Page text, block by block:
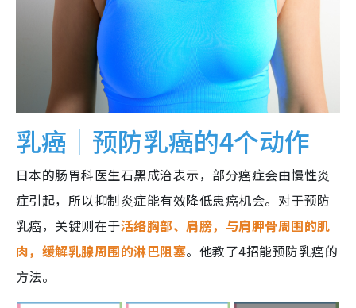
乳癌｜预防乳癌的4个动作
日本的肠胃科医生石黑成治表示，部分癌症会由慢性炎
症引起，所以抑制炎症能有效降低患癌机会。对于预防
乳癌，关键则在于活络胸部、肩膀，与肩胛骨周围的肌
肉，缓解乳腺周围的淋巴阻塞。他教了4招能预防乳癌的
方法。